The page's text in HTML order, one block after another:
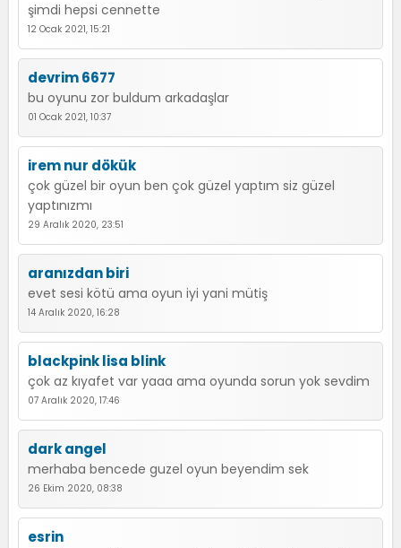
şimdi hepsi cennette
12 Ocak 2021, 15:21
devrim 6677
bu oyunu zor buldum arkadaşlar
01 Ocak 2021, 10:37
irem nur dökük
çok güzel bir oyun ben çok güzel yaptım siz güzel
yaptınızmı
29 Aralık 2020, 23:51
aranızdan biri
evet sesi kötü ama oyun iyi yani mütiş
14 Aralık 2020, 16:28
blackpink lisa blink
çok az kıyafet var yaaa ama oyunda sorun yok sevdim
07 Aralık 2020, 17:46
dark angel
merhaba bencede guzel oyun beyendim sek
26 Ekim 2020, 08:38
esrin